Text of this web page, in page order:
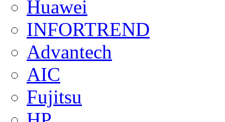
Huawei
INFORTREND
Advantech
AIC
Fujitsu